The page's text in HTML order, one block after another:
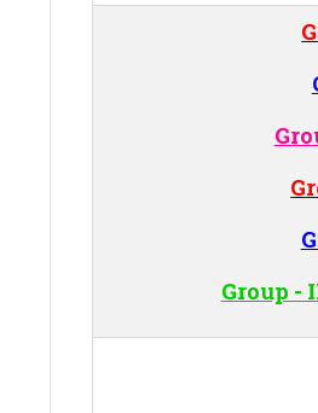
Group -